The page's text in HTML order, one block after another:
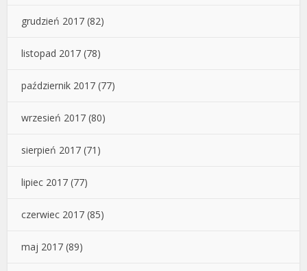
grudzień 2017 (82)
listopad 2017 (78)
październik 2017 (77)
wrzesień 2017 (80)
sierpień 2017 (71)
lipiec 2017 (77)
czerwiec 2017 (85)
maj 2017 (89)